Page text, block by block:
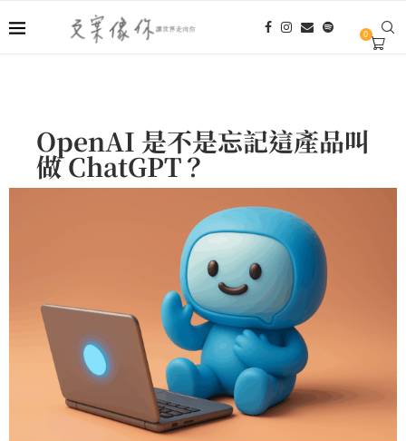
0
OpenAI 是不是忘記這產品叫
做 ChatGPT？